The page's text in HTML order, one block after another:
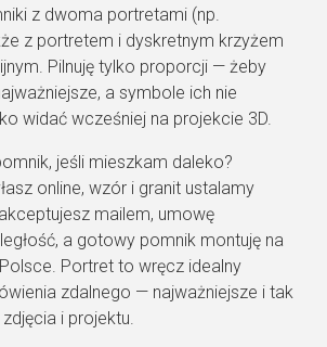
z dwoma portretami (np.
z portretem i dyskretnym krzyżem
Pilnuję tylko proporcji — żeby
a symbole ich nie
widać wcześniej na projekcie 3D.
jeśli mieszkam daleko?
online, wzór i granit ustalamy
mailem, umowę
a gotowy pomnik montuję na
Portret to wręcz idealny
zdalnego — najważniejsze i tak
i projektu.